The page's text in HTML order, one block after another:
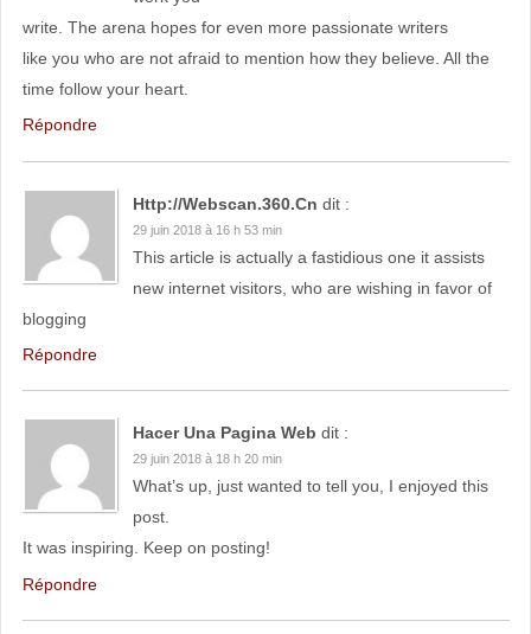
write. The arena hopes for even more passionate writers
like you who are not afraid to mention how they believe. All the
time follow your heart.
Répondre
Http://Webscan.360.Cn dit :
29 juin 2018 à 16 h 53 min
This article is actually a fastidious one it assists
new internet visitors, who are wishing in favor of
blogging
Répondre
Hacer Una Pagina Web dit :
29 juin 2018 à 18 h 20 min
What’s up, just wanted to tell you, I enjoyed this
post.
It was inspiring. Keep on posting!
Répondre